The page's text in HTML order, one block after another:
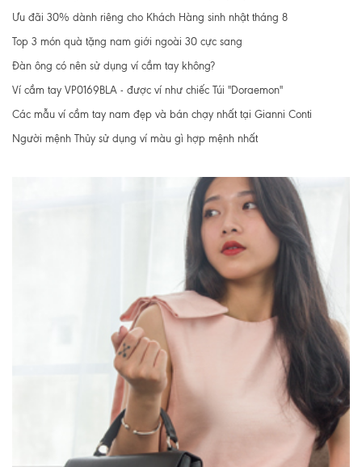
Ưu đãi 30% dành riêng cho Khách Hàng sinh nhật tháng 8
Top 3 món quà tặng nam giới ngoài 30 cực sang
Đàn ông có nên sử dụng ví cầm tay không?
Ví cầm tay VP0169BLA - được ví như chiếc Túi "Doraemon"
Các mẫu ví cầm tay nam đẹp và bán chạy nhất tại Gianni Conti
Người mệnh Thủy sử dụng ví màu gì hợp mệnh nhất